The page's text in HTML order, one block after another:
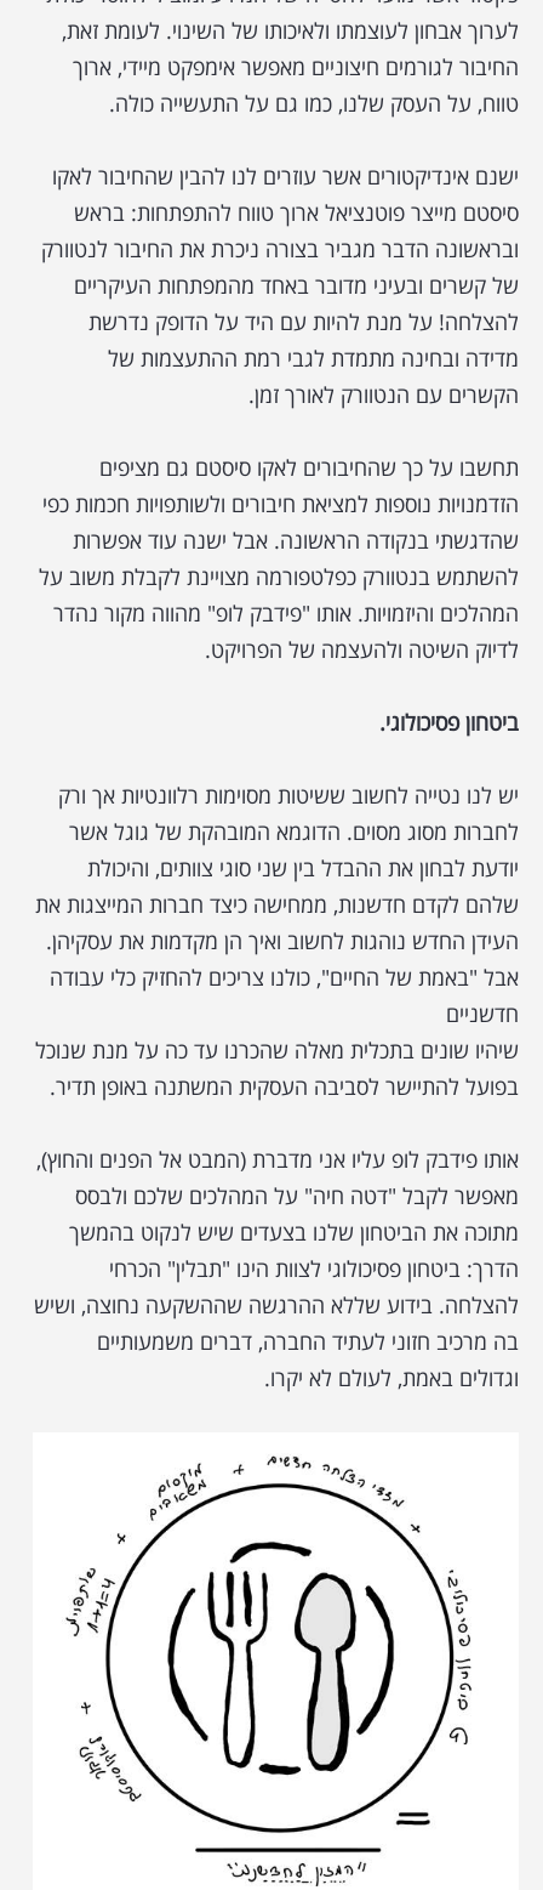
לערוך אבחון לעוצמתו ולאיכותו של השינוי. לעומת זאת,
החיבור לגורמים חיצוניים מאפשר אימפקט מיידי, ארוך
טווח, על העסק שלנו, כמו גם על התעשייה כולה.
ישנם אינדיקטורים אשר עוזרים לנו להבין שהחיבור לאקו
סיסטם מייצר פוטנציאל ארוך טווח להתפתחות: בראש
ובראשונה הדבר מגביר בצורה ניכרת את החיבור לנטוורק
של קשרים ובעיני מדובר באחד מהמפתחות העיקריים
להצלחה! על מנת להיות עם היד על הדופק נדרשת
מדידה ובחינה מתמדת לגבי רמת ההתעצמות של
הקשרים עם הנטוורק לאורך זמן.
תחשבו על כך שהחיבורים לאקו סיסטם גם מציפים
הזדמנויות נוספות למציאת חיבורים ולשותפויות חכמות כפי
שהדגשתי בנקודה הראשונה. אבל ישנה עוד אפשרות
להשתמש בנטוורק כפלטפורמה מצויינת לקבלת משוב על
המהלכים והיזמויות. אותו "פידבק לופ" מהווה מקור נהדר
לדיוק השיטה ולהעצמה של הפרויקט.
ביטחון פסיכולוגי.
יש לנו נטייה לחשוב ששיטות מסוימות רלוונטיות אך ורק
לחברות מסוג מסוים. הדוגמא המובהקת של גוגל אשר
יודעת לבחון את ההבדל בין שני סוגי צוותים, והיכולת
שלהם לקדם חדשנות, ממחישה כיצד חברות המייצגות את
העידן החדש נוהגות לחשוב ואיך הן מקדמות את עסקיהן.
אבל "באמת של החיים", כולנו צריכים להחזיק כלי עבודה
חדשניים
שיהיו שונים בתכלית מאלה שהכרנו עד כה על מנת שנוכל
בפועל להתיישר לסביבה העסקית המשתנה באופן תדיר.
אותו פידבק לופ עליו אני מדברת (המבט אל הפנים והחוץ),
מאפשר לקבל "דטה חיה" על המהלכים שלכם ולבסס
מתוכה את הביטחון שלנו בצעדים שיש לנקוט בהמשך
הדרך: ביטחון פסיכולוגי לצוות הינו "תבלין" הכרחי
להצלחה. בידוע שללא ההרגשה שההשקעה נחוצה, ושיש
בה מרכיב חזוני לעתיד החברה, דברים משמעותיים
וגדולים באמת, לעולם לא יקרו.